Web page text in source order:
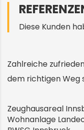
Diese Kunden
Zahlreiche
dem richtigen Weg
Zeughausareal
Wohnanlage